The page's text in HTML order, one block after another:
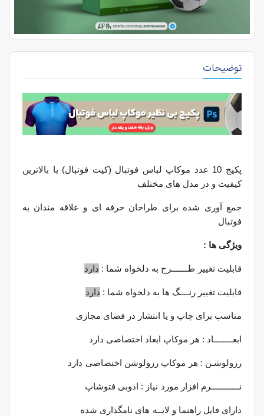
توضیحات
پکیج 10 عدد موکاپ لباس فوتبال (کیت فوتبال) با بالاترین
کیفیت و در مدل های مختلف
جمع آوری شده برای طراحان حرفه ای و علاقه مندان به
فوتبال
ویژگی ها :
قابلیت تغییر طـــــــرح به دلخواه شما : دارد
قابلیت تغییر رنــــگ ها به دلخواه شما : دارد
مناسب برای چاپ و یا انتشار در فضای مجازی
ابعــــــــاد : هر موکاپ ابعاد اختصاصی دارد
رزولوشـن : هر موکاپ رزولوشن اختصاصی دارد
نــــــــــــرم افزار مورد نیاز : ادوبی فتوشاپ
دارای فایل راهنما و لایــه های نامگذاری شده